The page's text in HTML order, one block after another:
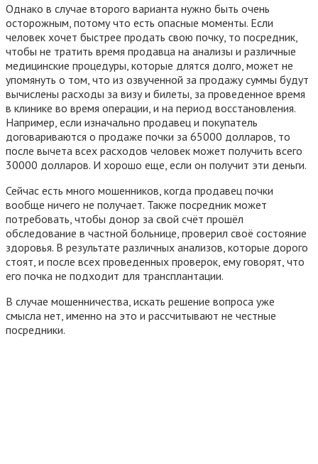
Однако в случае второго варианта нужно быть очень
осторожным, потому что есть опасные моменты. Если
человек хочет быстрее продать свою почку, то посредник,
чтобы не тратить время продавца на анализы и различные
медицинские процедуры, которые длятся долго, может не
упомянуть о том, что из озвученной за продажу суммы будут
вычислены расходы за визу и билеты, за проведенное время
в клинике во время операции, и на период восстановления.
Например, если изначально продавец и покупатель
договариваются о продаже почки за 65000 долларов, то
после вычета всех расходов человек может получить всего
30000 долларов. И хорошо еще, если он получит эти деньги.
Сейчас есть много мошенников, когда продавец почки
вообще ничего не получает. Также посредник может
потребовать, чтобы донор за свой счёт прошёл
обследование в частной больнице, проверил своё состояние
здоровья. В результате различных анализов, которые дорого
стоят, и после всех проведенных проверок, ему говорят, что
его почка не подходит для трансплантации.
В случае мошенничества, искать решение вопроса уже
смысла нет, именно на это и рассчитывают не честные
посредники.